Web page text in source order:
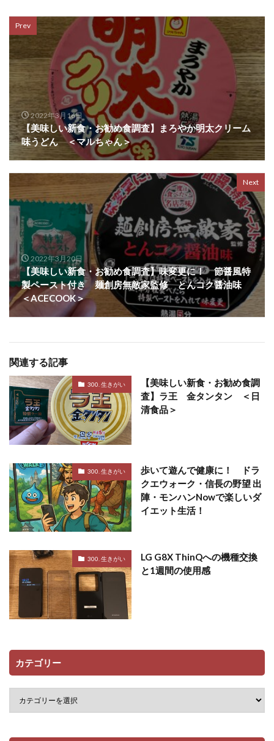
Prev
2022年3月16日
【美味しい新食・お勧め食調査】まろやか明太クリーム
味うどん ＜マルちゃん＞
Next
2022年3月20日
【美味しい新食・お勧め食調査】味変更に！ 節醤風特
製ペースト付き 麺創房無敵家監修 とんコク醤油味
＜ACECOOK＞
関連する記事
300. 生きがい
【美味しい新食・お勧め食調
査】ラ王 金タンタン ＜日
清食品＞
300. 生きがい
歩いて遊んで健康に！ ドラ
クエウォーク・信長の野望 出
陣・モンハンNowで楽しいダ
イエット生活！
300. 生きがい
LG G8X ThinQへの機種交換
と1週間の使用感
カテゴリー